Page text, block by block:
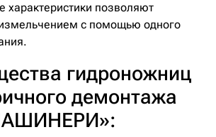
характеристики позволяют
с помощью одного
гидроножниц
демонтажа